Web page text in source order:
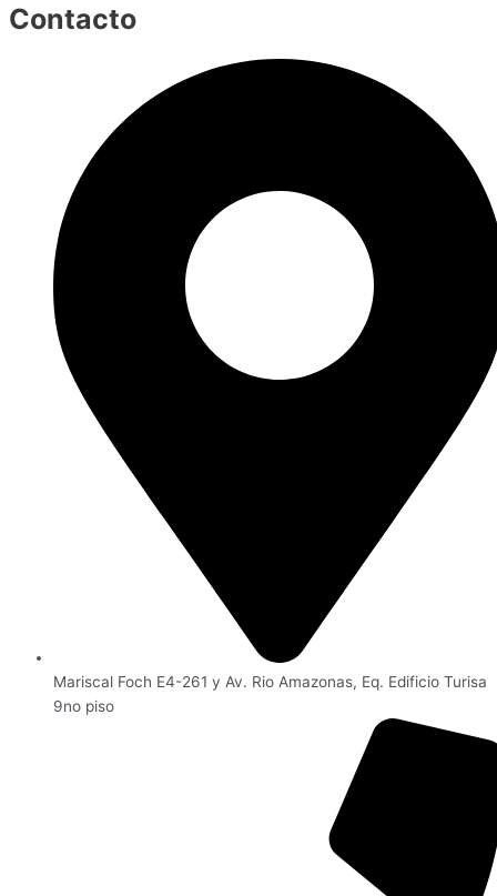
Contacto
Mariscal Foch E4-261 y Av. Rio Amazonas, Eq. Edificio Turisa
9no piso